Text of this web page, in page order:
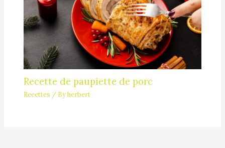
Recette de paupiette de porc
Recettes / Byherbert